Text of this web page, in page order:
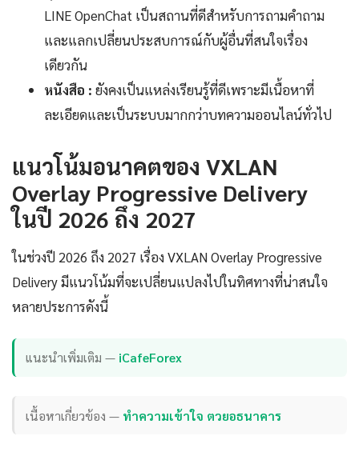
LINE OpenChat เป็นสถานที่ดีสำหรับการถามคำถาม
และแลกเปลี่ยนประสบการณ์กับผู้อื่นที่สนใจเรื่อง
เดียวกัน
หนังสือ : ยังคงเป็นแหล่งเรียนรู้ที่ดีเพราะมีเนื้อหาที่
ละเอียดและเป็นระบบมากกว่าบทความออนไลน์ทั่วไป
แนวโน้มอนาคตของ VXLAN
Overlay Progressive Delivery
ในปี 2026 ถึง 2027
ในช่วงปี 2026 ถึง 2027 เรื่อง VXLAN Overlay Progressive
Delivery มีแนวโน้มที่จะเปลี่ยนแปลงไปในทิศทางที่น่าสนใจ
หลายประการดังนี้
แนะนำเพิ่มเติม — iCafeForex
เนื้อหาเกี่ยวข้อง — ทำความเข้าใจ ตวยอธนาคาร